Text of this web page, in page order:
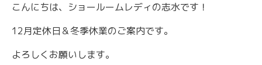
こんにちは、ショールームレディの志水です！
12月定休日＆冬季休業のご案内です。
よろしくお願いします。